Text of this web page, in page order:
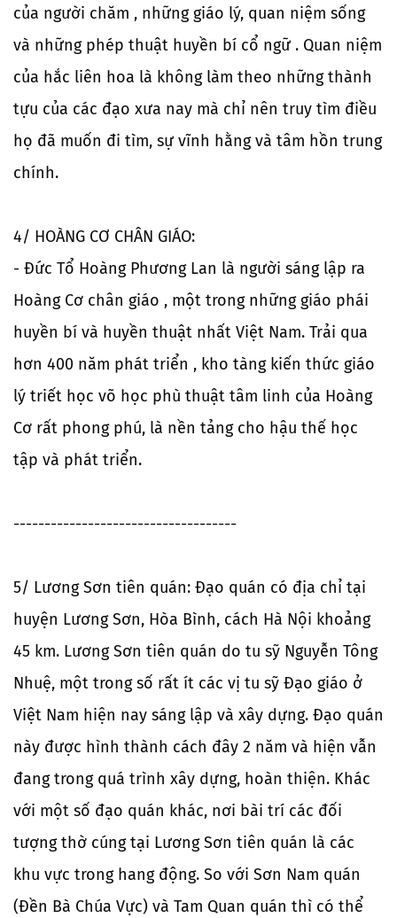
của người chăm , những giáo lý, quan niệm sống
và những phép thuật huyền bí cổ ngữ . Quan niệm
của hắc liên hoa là không làm theo những thành
tựu của các đạo xưa nay mà chỉ nên truy tìm điều
họ đã muốn đi tìm, sự vĩnh hằng và tâm hồn trung
chính.
4/ HOÀNG CƠ CHÂN GIÁO:
- Đức Tổ Hoàng Phương Lan là người sáng lập ra
Hoàng Cơ chân giáo , một trong những giáo phái
huyền bí và huyền thuật nhất Việt Nam. Trải qua
hơn 400 năm phát triển , kho tàng kiến thức giáo
lý triết học võ học phù thuật tâm linh của Hoàng
Cơ rất phong phú, là nền tảng cho hậu thế học
tập và phát triển.
------------------------------------
5/ Lương Sơn tiên quán: Đạo quán có địa chỉ tại
huyện Lương Sơn, Hòa Bình, cách Hà Nội khoảng
45 km. Lương Sơn tiên quán do tu sỹ Nguyễn Tông
Nhuệ, một trong số rất ít các vị tu sỹ Đạo giáo ở
Việt Nam hiện nay sáng lập và xây dựng. Đạo quán
này được hình thành cách đây 2 năm và hiện vẫn
đang trong quá trình xây dựng, hoàn thiện. Khác
với một số đạo quán khác, nơi bài trí các đối
tượng thờ cúng tại Lương Sơn tiên quán là các
khu vực trong hang động. So với Sơn Nam quán
(Đền Bà Chúa Vực) và Tam Quan quán thì có thể